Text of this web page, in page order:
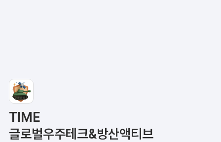
TIME
글로벌우주테크&방산액티브